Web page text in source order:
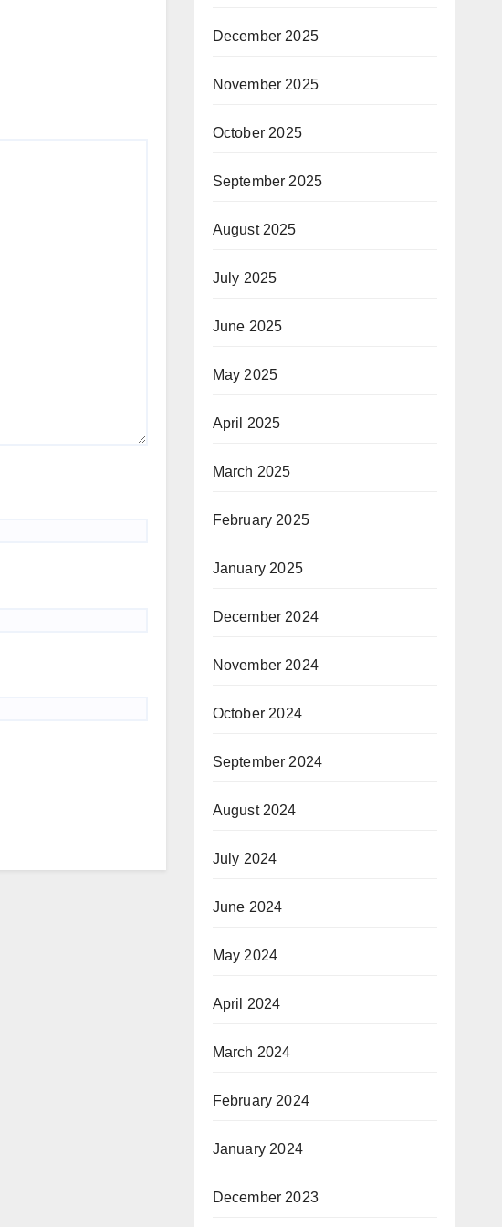
December 2025
November 2025
October 2025
September 2025
August 2025
July 2025
June 2025
May 2025
April 2025
March 2025
February 2025
January 2025
December 2024
November 2024
October 2024
September 2024
August 2024
July 2024
June 2024
May 2024
April 2024
March 2024
February 2024
January 2024
December 2023